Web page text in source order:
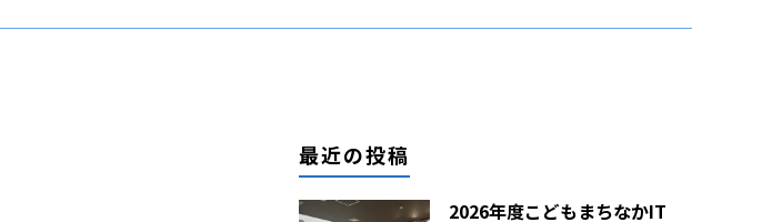
最近の投稿
2026年度こどもまちなかIT